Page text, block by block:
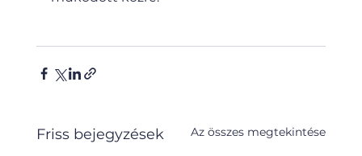
Friss bejegyzések Az összes megtekintése